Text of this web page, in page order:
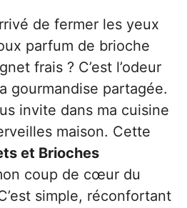
de fermer les yeux
parfum de brioche
frais ? C’est l’odeur
gourmandise partagée.
invite dans ma cuisine
maison. Cette
et Brioches
coup de cœur du
simple, réconfortant